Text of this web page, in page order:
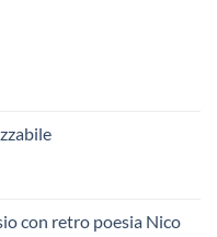
con retro poesia Nico